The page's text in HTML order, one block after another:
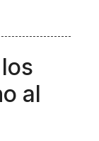
al